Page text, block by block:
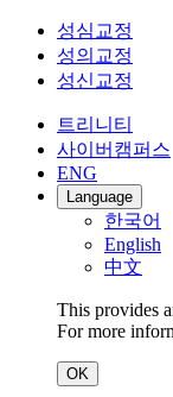
성심교정
성의교정
성신교정
트리니티
사이버캠퍼스
ENG
Language
한국어
English
中文
This provides
For more
OK